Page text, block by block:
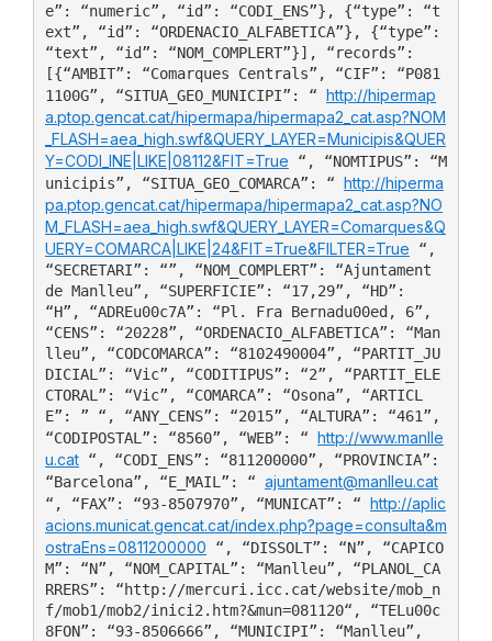
e”: “numeric”, “id”: “CODI_ENS”}, {“type”: “t
ext”, “id”: “ORDENACIO_ALFABETICA”}, {“type”:
“text”, “id”: “NOM_COMPLERT”}], “records”:
[{“AMBIT”: “Comarques Centrals”, “CIF”: “P081
1100G”, “SITUA_GEO_MUNICIPI”: “ http://hipermap
a.ptop.gencat.cat/hipermapa/hipermapa2_cat.asp?NOM
_FLASH=aea_high.swf&QUERY_LAYER=Municipis&QUER
Y=CODI_INE|LIKE|08112&FIT=True “, “NOMTIPUS”: “M
unicipis”, “SITUA_GEO_COMARCA”: “ http://hiperma
pa.ptop.gencat.cat/hipermapa/hipermapa2_cat.asp?NO
M_FLASH=aea_high.swf&QUERY_LAYER=Comarques&Q
UERY=COMARCA|LIKE|24&FIT=True&FILTER=True “,
“SECRETARI”: “”, “NOM_COMPLERT”: “Ajuntament
de Manlleu”, “SUPERFICIE”: “17,29”, “HD”:
“H”, “ADREu00c7A”: “Pl. Fra Bernadu00ed, 6”,
“CENS”: “20228”, “ORDENACIO_ALFABETICA”: “Man
lleu”, “CODCOMARCA”: “8102490004”, “PARTIT_JU
DICIAL”: “Vic”, “CODITIPUS”: “2”, “PARTIT_ELE
CTORAL”: “Vic”, “COMARCA”: “Osona”, “ARTICL
E”: ” “, “ANY_CENS”: “2015”, “ALTURA”: “461”,
“CODIPOSTAL”: “8560”, “WEB”: “ http://www.manlle
u.cat “, “CODI_ENS”: “811200000”, “PROVINCIA”:
“Barcelona”, “E_MAIL”: “ ajuntament@manlleu.cat
“, “FAX”: “93-8507970”, “MUNICAT”: “ http://aplic
acions.municat.gencat.cat/index.php?page=consulta&m
ostraEns=0811200000 “, “DISSOLT”: “N”, “CAPICO
M”: “N”, “NOM_CAPITAL”: “Manlleu”, “PLANOL_CA
RRERS”: “http://mercuri.icc.cat/website/mob_n
f/mob1/mob2/inici2.htm?&mun=081120“, “TELu00c
8FON”: “93-8506666”, “MUNICIPI”: “Manlleu”,